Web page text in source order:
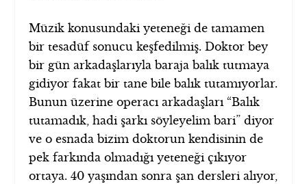
Müzik konusundaki yeteneği de tamamen
bir tesadüf sonucu keşfedilmiş. Doktor bey
bir gün arkadaşlarıyla baraja balık tutmaya
gidiyor fakat bir tane bile balık tutamıyorlar.
Bunun üzerine operacı arkadaşları “Balık
tutamadık, hadi şarkı söyleyelim bari” diyor
ve o esnada bizim doktorun kendisinin de
pek farkında olmadığı yeteneği çıkıyor
ortaya. 40 yaşından sonra şan dersleri alıyor,